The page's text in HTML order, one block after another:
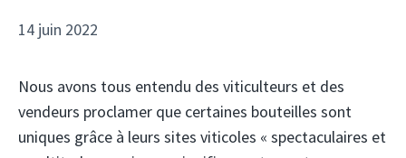
14 juin 2022
Nous avons tous entendu des viticulteurs et des
vendeurs proclamer que certaines bouteilles sont
uniques grâce à leurs sites viticoles « spectaculaires et